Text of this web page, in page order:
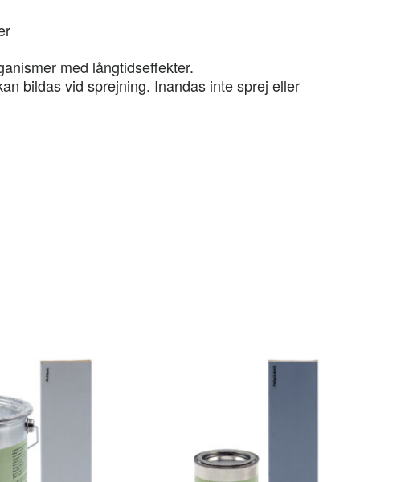
med långtidseffekter.
bildas vid sprejning. Inandas inte sprej eller